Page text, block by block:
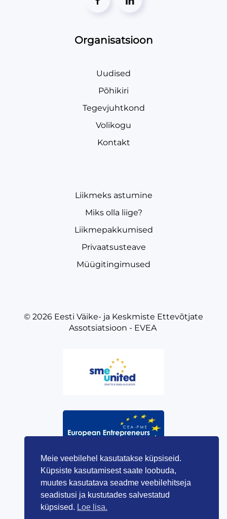
Organisatsioon
Uudised
Põhikiri
Tegevjuhtkond
Volikogu
Kontakt
Liikmeks astumine
Miks olla liige?
Liikmepakkumised
Privaatsusteave
Müügitingimused
© 2026 Eesti Väike- ja Keskmiste Ettevõtjate
Assotsiatsioon - EVEA
Meie veebilehel kasutatakse küpsiseid.
Küpsiste kasutamisest saate loobuda,
muutes kasutatava seadme veebilehitseja
seadistusi ja kustutades salvestatud
küpsised. Loe lisa.